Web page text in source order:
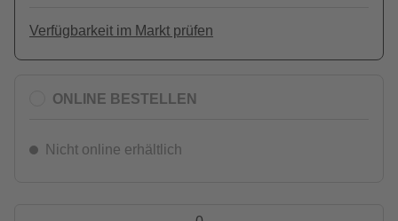
Verfügbarkeit im Markt prüfen
ONLINE BESTELLEN
Nicht online erhältlich